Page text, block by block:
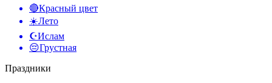
🔴Красный цвет
☀️Лето
☪️Ислам
😔Грустная
Праздники